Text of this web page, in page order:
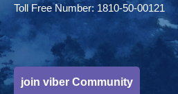
Toll Free Number: 1810-50-00121
join viber Community